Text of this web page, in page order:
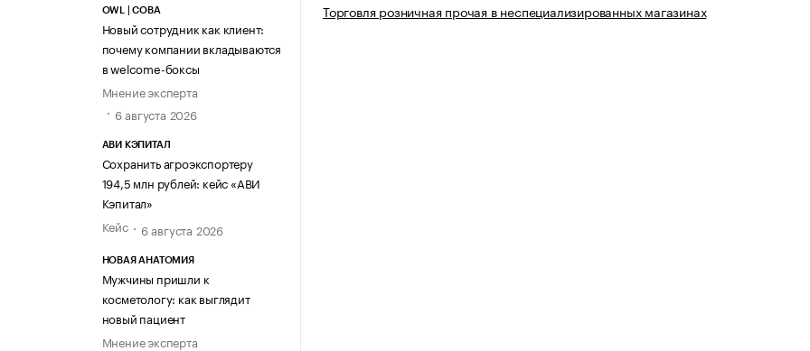
OWL | СОВА
Новый сотрудник как клиент:
почему компании вкладываются
в welcome-боксы
Мнение эксперта
6 августа 2026
АВИ КЭПИТАЛ
Сохранить агроэкспортеру
194,5 млн рублей: кейс «АВИ
Кэпитал»
Кейс
6 августа 2026
НОВАЯ АНАТОМИЯ
Мужчины пришли к
косметологу: как выглядит
новый пациент
Мнение эксперта
Торговля розничная прочая в неспециализированных магазинах